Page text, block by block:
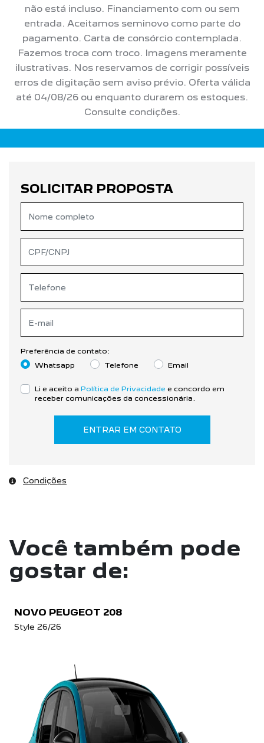
não está incluso. Financiamento com ou sem
entrada. Aceitamos seminovo como parte do
pagamento. Carta de consórcio contemplada.
Fazemos troca com troco. Imagens meramente
ilustrativas. Nos reservamos de corrigir possíveis
erros de digitação sem aviso prévio. Oferta válida
até 04/08/26 ou enquanto durarem os estoques.
Consulte condições.
SOLICITAR PROPOSTA
Preferência de contato:
Whatsapp
Telefone Email
Li e aceito a Política de Privacidade e concordo em
receber comunicações da concessionária.
ENTRAR EM CONTATO
Condições
Você também pode
gostar de:
NOVO PEUGEOT 208
Style 26/26